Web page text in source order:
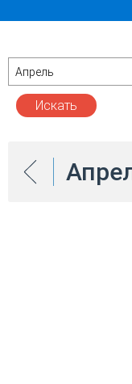
Апрель